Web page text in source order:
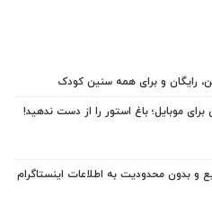
رایگان و برای همه سنین کودک
برای موبایل؛ باغ استور را از دست ندهید!